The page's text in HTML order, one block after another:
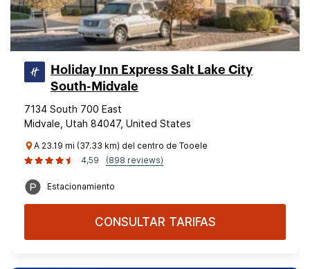
Holiday Inn Express Salt Lake City
South-Midvale
7134 South 700 East
Midvale, Utah 84047, United States
A 23.19 mi (37.33 km) del centro de Tooele
4,59
(898 reviews)
Estacionamiento
CONSULTAR TARIFAS